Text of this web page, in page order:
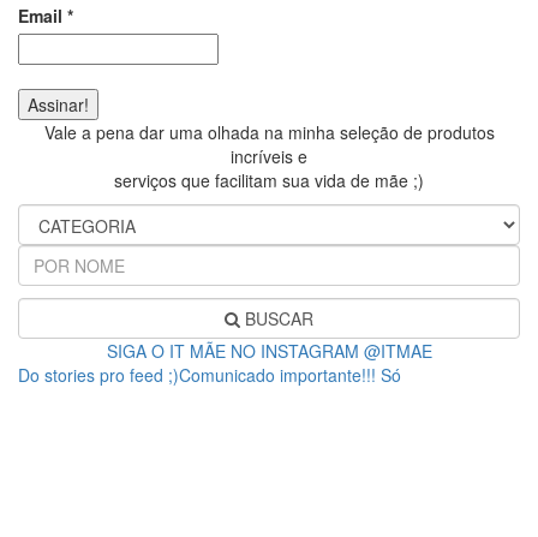
Email *
Vale a pena dar uma olhada na minha seleção de produtos
incríveis e
serviços que facilitam sua vida de mãe ;)
BUSCAR
SIGA O IT MÃE NO INSTAGRAM @ITMAE
Do stories pro feed ;)Comunicado importante!!! Só